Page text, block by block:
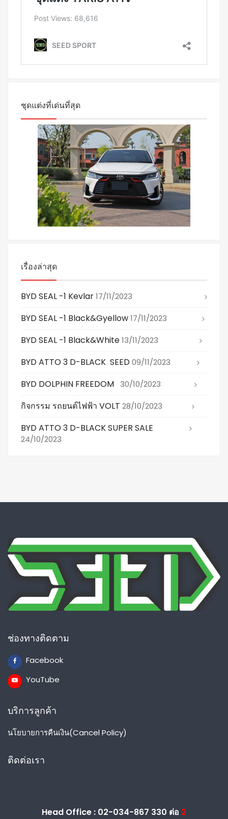
ชุดแต่งที่เด่นที่สุด
เรื่องล่าสุด
BYD SEAL -1 Kevlar17/11/2023
BYD SEAL -1 Black&gyellow17/11/2023
BYD SEAL -1 Black&white13/11/2023
BYD ATTO 3 D-BLACK SEED09/11/2023
BYD DOLPHIN FREEDOM 30/10/2023
กิจกรรม รถยนต์ไฟฟ้า VOLT 28/10/2023
BYD ATTO 3 D-BLACK SUPER SALE
24/10/2023
ช่องทางติดตาม
Facebook
YouTube
บริการลูกค้า
นโยบายการคืนเงิน(Cancel Policy)
ติดต่อเรา
Head Office : 02-034-867 330 ต่อ 2